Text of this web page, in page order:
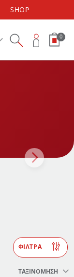
5600
SHOP
0
ΦΙΛΤΡΑ
ΤΑΞΙΝΟΜΗΣΗ